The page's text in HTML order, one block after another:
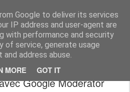
Google to deliver its services
IP address and user-agent are
with performance and security
of service, generate usage
address abuse.
MORE GOT IT
Vivasoft - Revendeur Intégrateur Google apps et Zoho CRM
produits Contactez-nous
vos utilisateurs à votre
Google Moderator